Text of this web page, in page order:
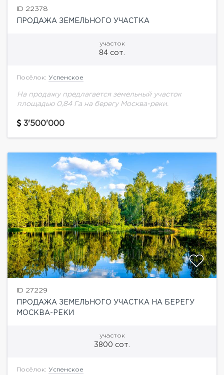
ID 22378
ПРОДАЖА ЗЕМЕЛЬНОГО УЧАСТКА
участок
84 сот.
Посёлок: Успенское
На продажу предлагается земельный участок
площадью 0,84 Га на берегу Москва-реки.
3'500'000
ID 27229
ПРОДАЖА ЗЕМЕЛЬНОГО УЧАСТКА НА БЕРЕГУ
МОСКВА-РЕКИ
участок
3800 сот.
Посёлок: Успенское